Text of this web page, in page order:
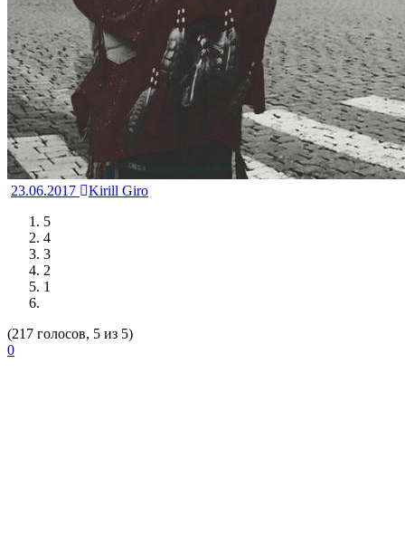
23.06.2017
Kirill Giro
5
4
3
2
1
(217 голосов, 5 из 5)
0